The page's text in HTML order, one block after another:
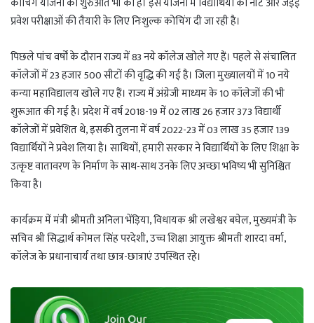
प्रवेश परीक्षाओं की तैयारी के लिए निःशुल्क कोचिंग दी जा रही है।
पिछले पांच वर्षों के दौरान राज्य में 83 नये कॉलेज खोले गए हैं। पहले से संचालित
कॉलेजों में 23 हजार 500 सीटों की वृद्धि की गई है। जिला मुख्यालयों में 10 नये
कन्या महाविद्यालय खोले गए हैं। राज्य में अंग्रेजी माध्यम के 10 कॉलेजों की भी
शुरूआत की गई है। प्रदेश में वर्ष 2018-19 में 02 लाख 26 हजार 373 विद्यार्थी
कॉलेजों में प्रवेशित थे, इसकी तुलना में वर्ष 2022-23 में 03 लाख 35 हजार 139
विद्यार्थियों ने प्रवेश लिया है। साथियों, हमारी सरकार ने विद्यार्थियों के लिए शिक्षा के
उत्कृष्ट वातावरण के निर्माण के साथ-साथ उनके लिए अच्छा भविष्य भी सुनिश्चित
किया है।
कार्यक्रम में मंत्री श्रीमती अनिला भेंड़िया, विधायक श्री लखेश्वर बघेल, मुख्यमंत्री के
सचिव श्री सिद्धार्थ कोमल सिंह परदेशी, उच्च शिक्षा आयुक्त श्रीमती शारदा वर्मा,
कॉलेज के प्रधानाचार्य तथा छात्र-छात्राएं उपस्थित रहे।